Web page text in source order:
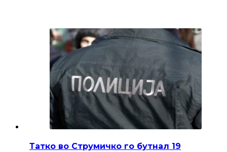
Татко во Струмичко го бутнал 19